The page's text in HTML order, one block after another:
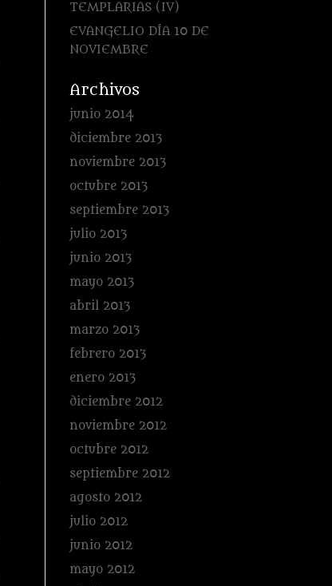
TEMPLARIAS (IV)
EVANGELIO DÍA 10 DE
NOVIEMBRE
Archivos
junio 2014
diciembre 2013
noviembre 2013
octubre 2013
septiembre 2013
julio 2013
junio 2013
mayo 2013
abril 2013
marzo 2013
febrero 2013
enero 2013
diciembre 2012
noviembre 2012
octubre 2012
septiembre 2012
agosto 2012
julio 2012
junio 2012
mayo 2012